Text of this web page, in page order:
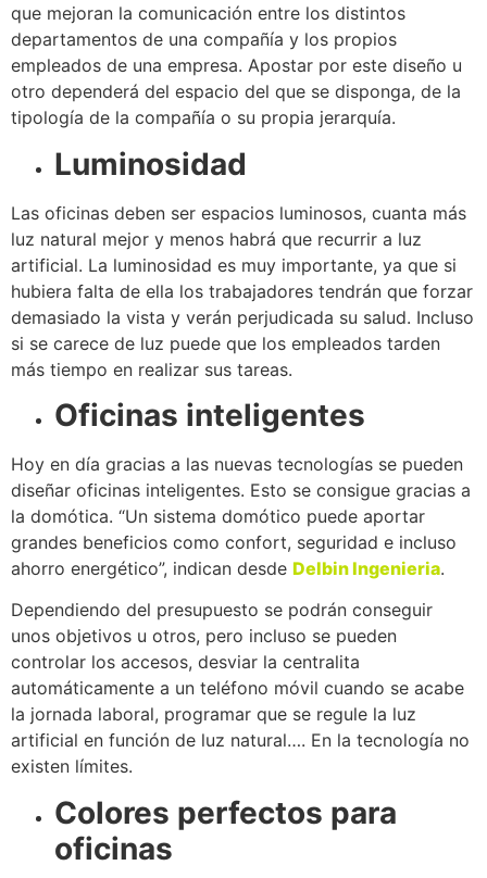
que mejoran la comunicación entre los distintos
departamentos de una compañía y los propios
empleados de una empresa. Apostar por este diseño u
otro dependerá del espacio del que se disponga, de la
tipología de la compañía o su propia jerarquía.
Luminosidad
Las oficinas deben ser espacios luminosos, cuanta más
luz natural mejor y menos habrá que recurrir a luz
artificial. La luminosidad es muy importante, ya que si
hubiera falta de ella los trabajadores tendrán que forzar
demasiado la vista y verán perjudicada su salud. Incluso
si se carece de luz puede que los empleados tarden
más tiempo en realizar sus tareas.
Oficinas inteligentes
Hoy en día gracias a las nuevas tecnologías se pueden
diseñar oficinas inteligentes. Esto se consigue gracias a
la domótica. “Un sistema domótico puede aportar
grandes beneficios como confort, seguridad e incluso
ahorro energético”, indican desde Delbin Ingenieria.
Dependiendo del presupuesto se podrán conseguir
unos objetivos u otros, pero incluso se pueden
controlar los accesos, desviar la centralita
automáticamente a un teléfono móvil cuando se acabe
la jornada laboral, programar que se regule la luz
artificial en función de luz natural…. En la tecnología no
existen límites.
Colores perfectos para
oficinas